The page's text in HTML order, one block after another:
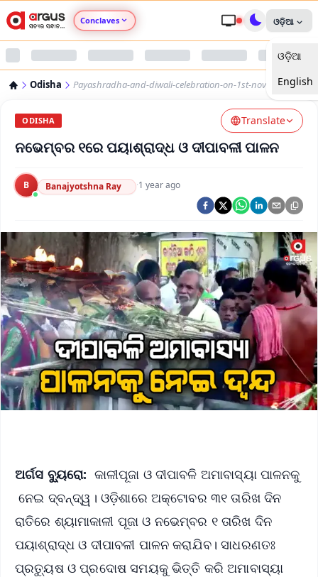
Conclaves
Argus Swaad Odisha
Argus Chalo Dekhein Apna Desh
ଓଡ଼ିଆ
ଓଡ଼ିଆ
English
Odisha Payashradha-and-diwali-celebration-on-1st-november
ODISHA Translate
ନଭେମ୍ବର ୧ରେ ପୟାଶ୍ରାଦ୍ଧ ଓ ଦୀପାବଳୀ ପାଳନ
B Banajyotshna Ray ·1 year ago
ଅର୍ଗସ ବ୍ୟୁରୋ: କାଳୀପୂଜା ଓ ଦୀପାବଳି ଅମାବାସ୍ୟା ପାଳନକୁ
ନେଇ ଦ୍ବନ୍ଦ୍ୱ। ଓଡ଼ିଶାରେ ଅକ୍ଟୋବର ୩୧ ତାରିଖ ଦିନ
ରାତିରେ ଶ୍ୟାମାକାଳୀ ପୂଜା ଓ ନଭେମ୍ବର ୧ ତାରିଖ ଦିନ
ପୟାଶ୍ରାଦ୍ଧ ଓ ଦୀପାବଳୀ ପାଳନ କରାଯିବ। ସାଧରଣତଃ
ପ୍ରତ୍ୟୁଷ ଓ ପ୍ରଦୋଷ ସମୟକୁ ଭିତ୍ତି କରି ଅମାବାସ୍ୟା